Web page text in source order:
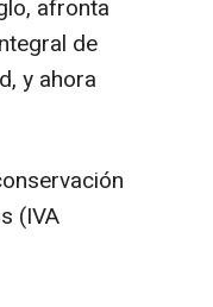
afronta
de
y ahora
(IVA